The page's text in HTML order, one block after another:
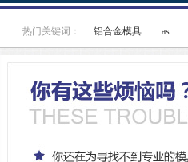
热门关键词： 铝合金模具 as